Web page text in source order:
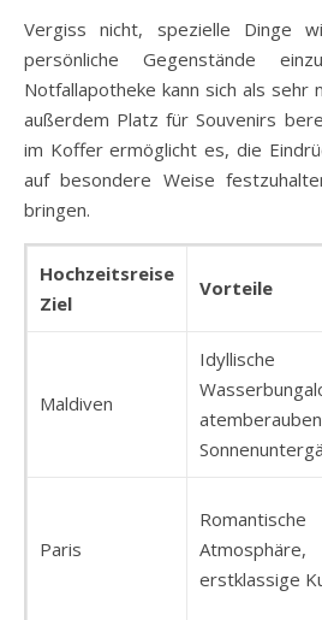
Vergiss nicht, spezielle Dinge
persönliche Gegenstände
Notfallapotheke kann sich als sehr
außerdem Platz für Souvenirs
im Koffer ermöglicht es, die
auf besondere Weise
bringen.
Hochzeitsreise
Ziel
Vorteile
Maldiven
Idyllische
Paris
Romantische
Atmosphäre,
erstklassige